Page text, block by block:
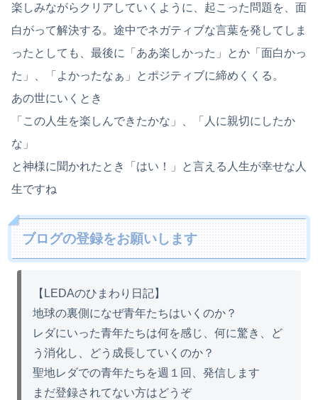
楽しみながらクリアしていくように、起こった問題を、面
白がって解決する。途中でネガティブな言葉を発してしま
ったとしても、最後に「ああ楽しかった」とか「面白かっ
た」、「よかったなぁ」とポジティブに締めくくる。
あの世にいくとき
「この人生を楽しんできたかな」、「人に親切にしたか
な」
と神様に聞かれたとき「はい！」と言える人生が幸せな人
生ですね
ブログの登録をお願いします
【LEDAのひまわり日記】
地球の裏側になぜ青年たちはいくのか？
レダにいった青年たちは何を感じ、何に驚き、ど
う消化し、どう成長していくのか？
聖地レダでの青年たちを週１回、発信します
まだ登録されてない方はどうぞ